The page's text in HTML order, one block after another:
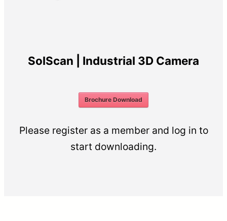
SolScan | Industrial 3D Camera
Brochure Download
Please register as a member and log in to
start downloading.